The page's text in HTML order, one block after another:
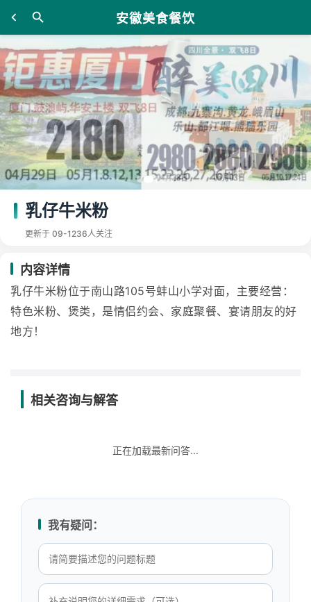
安徽美食餐饮
乳仔牛米粉
更新于 09-1236人关注
内容详情
乳仔牛米粉位于南山路105号蚌山小学对面，主要经营：
特色米粉、煲类，是情侣约会、家庭聚餐、宴请朋友的好
地方！
相关咨询与解答
正在加载最新问答...
我有疑问：